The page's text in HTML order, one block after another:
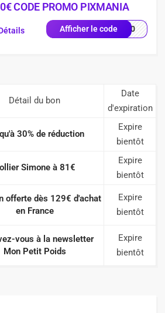
CODE PROMO PIXMANIA
Afficher le codeAL60
Détail du bon
Date
d'expiration
30% de réduction
Expire
bientôt
Simone à 81€
Expire
bientôt
offerte dès 129€ d'achat
en France
Expire
bientôt
vous à la newsletter
Mon Petit Poids
Expire
bientôt